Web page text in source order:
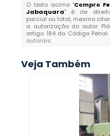
O texto acima "Compro
Jabaquara" é de direito
parcial ou total, mesmo
a autorização do autor.
artigo 184 do Código
autorais.
Veja Também